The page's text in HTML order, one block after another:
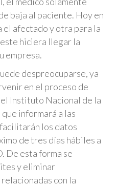
baja al paciente. Hoy en
el afectado y otra para la
hiciera llegar la
empresa.
despreocuparse, ya
en el proceso de
Instituto Nacional de la
informará a las
los datos
de tres días hábiles a
De esta forma se
y eliminar
con la